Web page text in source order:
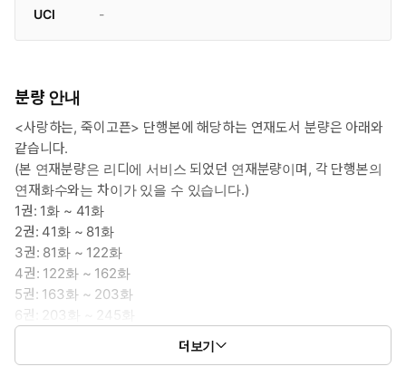
UCI
-
분량 안내
<사랑하는, 죽이고픈> 단행본에 해당하는 연재도서 분량은 아래와
같습니다.
(본 연재분량은 리디에 서비스 되었던 연재분량이며, 각 단행본의
연재화수와는 차이가 있을 수 있습니다.)
1권: 1화 ~ 41화
2권: 41화 ~ 81화
3권: 81화 ~ 122화
4권: 122화 ~ 162화
5권: 163화 ~ 203화
6권: 203화 ~ 245화
더보기